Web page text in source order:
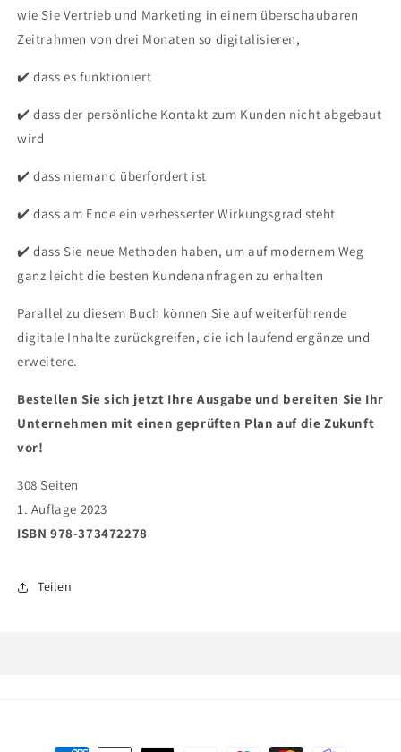
wie Sie Vertrieb und Marketing in einem überschaubaren
Zeitrahmen von drei Monaten so digitalisieren,
✔️ dass es funktioniert
✔️ dass der persönliche Kontakt zum Kunden nicht abgebaut
wird
✔️ dass niemand überfordert ist
✔️ dass am Ende ein verbesserter Wirkungsgrad steht
✔️ dass Sie neue Methoden haben, um auf modernem Weg
ganz leicht die besten Kundenanfragen zu erhalten
Parallel zu diesem Buch können Sie auf weiterführende
digitale Inhalte zurückgreifen, die ich laufend ergänze und
erweitere.
Bestellen Sie sich jetzt Ihre Ausgabe und bereiten Sie Ihr
Unternehmen mit einen geprüften Plan auf die Zukunft
vor!
308 Seiten
1. Auflage 2023
ISBN 978-373472278
Teilen